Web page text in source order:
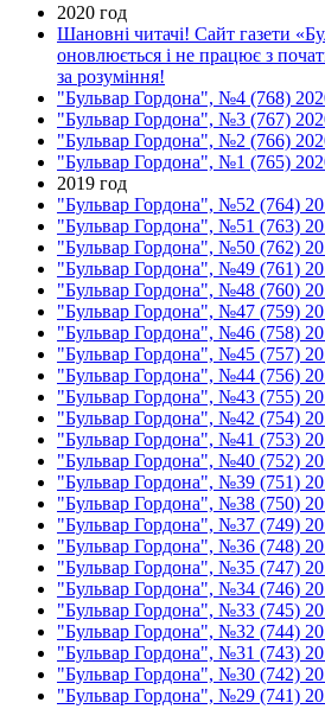
2020 год
Шановні читачі! Сайт газети
оновлюється і не працює з
за розуміння!
"Бульвар Гордона", №4 (768)
"Бульвар Гордона", №3 (767)
"Бульвар Гордона", №2 (766)
"Бульвар Гордона", №1 (765)
2019 год
"Бульвар Гордона", №52 (764)
"Бульвар Гордона", №51 (763)
"Бульвар Гордона", №50 (762)
"Бульвар Гордона", №49 (761)
"Бульвар Гордона", №48 (760)
"Бульвар Гордона", №47 (759)
"Бульвар Гордона", №46 (758)
"Бульвар Гордона", №45 (757)
"Бульвар Гордона", №44 (756)
"Бульвар Гордона", №43 (755)
"Бульвар Гордона", №42 (754)
"Бульвар Гордона", №41 (753)
"Бульвар Гордона", №40 (752)
"Бульвар Гордона", №39 (751)
"Бульвар Гордона", №38 (750)
"Бульвар Гордона", №37 (749)
"Бульвар Гордона", №36 (748)
"Бульвар Гордона", №35 (747)
"Бульвар Гордона", №34 (746)
"Бульвар Гордона", №33 (745)
"Бульвар Гордона", №32 (744)
"Бульвар Гордона", №31 (743)
"Бульвар Гордона", №30 (742)
"Бульвар Гордона", №29 (741)